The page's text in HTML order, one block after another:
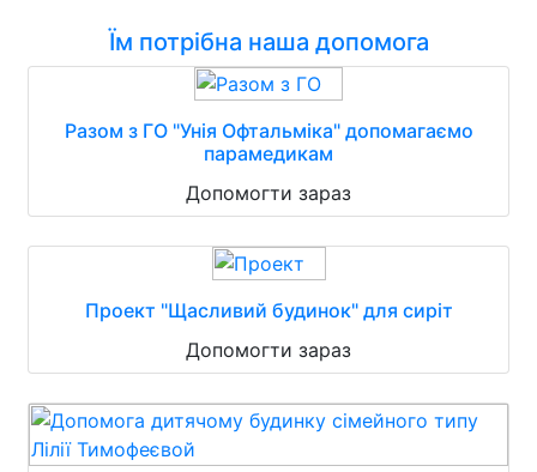
Їм потрібна наша допомога
Разом з ГО "Унія Офтальміка" допомагаємо
парамедикам
Допомогти зараз
Проект "Щасливий будинок" для сиріт
Допомогти зараз